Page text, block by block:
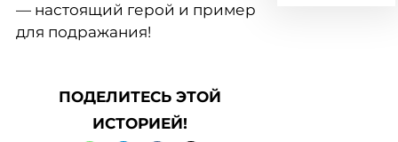
— настоящий герой и пример
для подражания!
ПОДЕЛИТЕСЬ ЭТОЙ
ИСТОРИЕЙ!